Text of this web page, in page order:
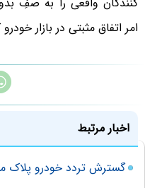
امر اتفاق مثبتی در بازار
اخبار مرتبط
گسترش تردد خودرو پلاک